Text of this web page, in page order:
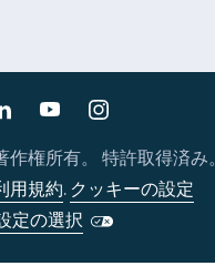
作権所有。 特許取得済み
用規約. クッキーの設定
定の選択